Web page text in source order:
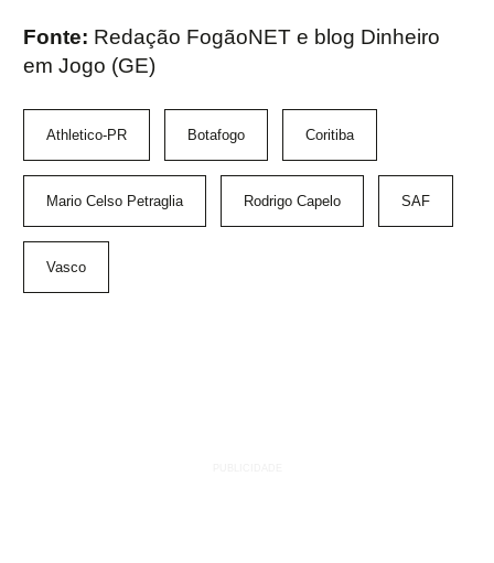
Fonte: Redação FogãoNET e blog Dinheiro
em Jogo (GE)
Athletico-PR Botafogo Coritiba
Mario Celso Petraglia Rodrigo Capelo SAF
Vasco